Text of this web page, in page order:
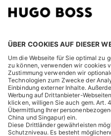
ENTDECKEN